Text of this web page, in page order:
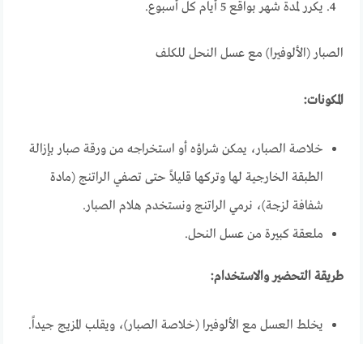
يكرر لمدة شهر بواقع 5 أيام كل أسبوع.
الصبار (الألوفيرا) مع عسل النحل للكلف
المكونات:
خلاصة الصبار، يمكن شراؤه أو استخراجه من ورقة صبار بإزالة
الطبقة الخارجية لها وتركها قليلاً حتى تصفي الراتنج (مادة
شفافة لزجة)، نرمي الراتنج ونستخدم هلام الصبار.
ملعقة كبيرة من عسل النحل.
طريقة التحضير والاستخدام:
يخلط العسل مع الألوفيرا (خلاصة الصبار)، ويقلب المزيج جيداً.